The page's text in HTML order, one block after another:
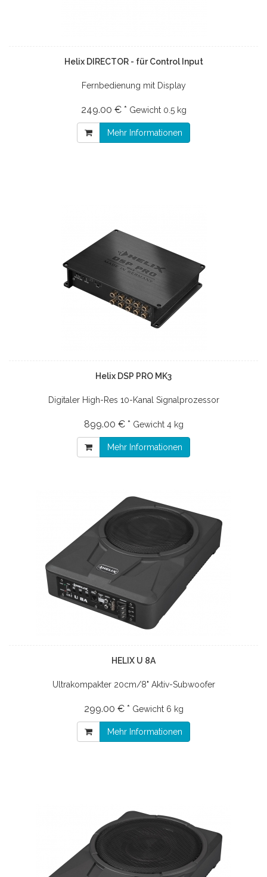
Helix DIRECTOR - für Control Input
Fernbedienung mit Display
249.00 € * Gewicht 0.5 kg
Mehr Informationen
Helix DSP PRO MK3
Digitaler High-Res 10-Kanal Signalprozessor
899.00 € * Gewicht 4 kg
Mehr Informationen
HELIX U 8A
Ultrakompakter 20cm/8" Aktiv-Subwoofer
299.00 € * Gewicht 6 kg
Mehr Informationen